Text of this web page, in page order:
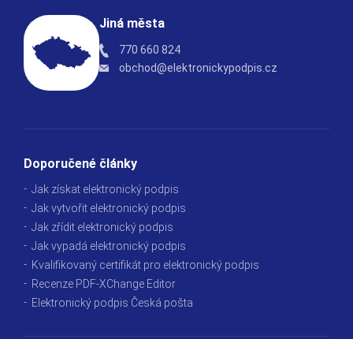
Jiná města
770 660 824
obchod@elektronickypodpis.cz
Doporučené články
Jak získat elektronický podpis
Jak vytvořit elektronický podpis
Jak zřídit elektronický podpis
Jak vypadá elektronický podpis
Kvalifikovaný certifikát pro elektronický podpis
Recenze PDF-XChange Editor
Elektronický podpis Česká pošta